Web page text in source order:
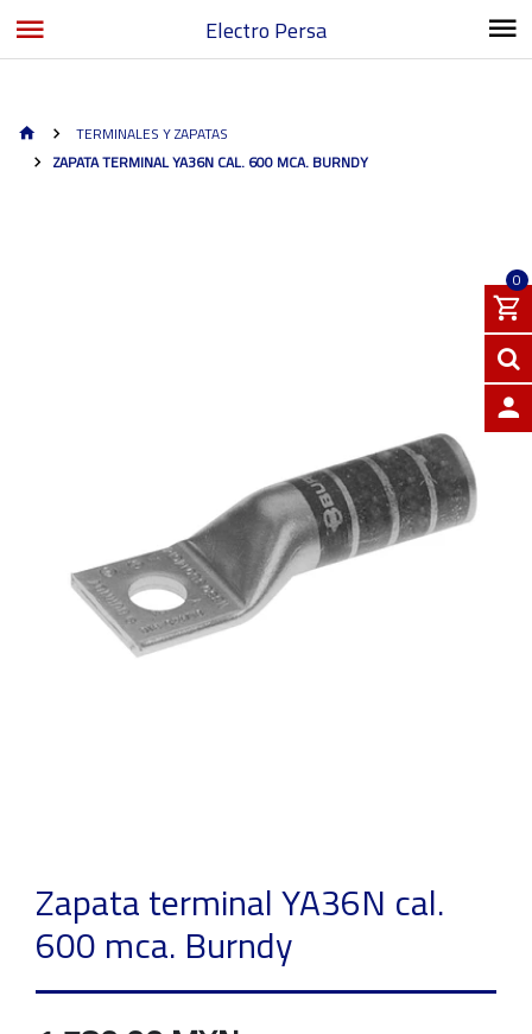
Electro Persa
0
TERMINALES Y ZAPATAS
ZAPATA TERMINAL YA36N CAL. 600 MCA. BURNDY
Zapata terminal YA36N cal.
600 mca. Burndy